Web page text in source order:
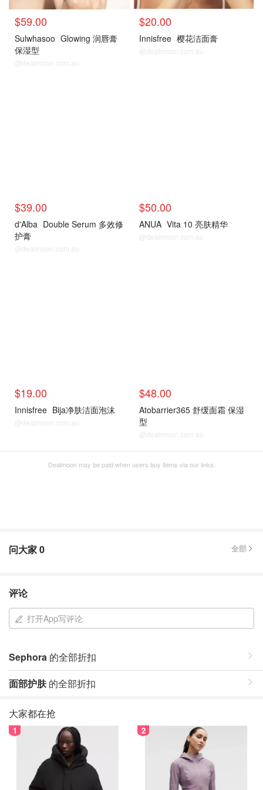
$59.00
Sulwhasoo Glowing 润唇膏
保湿型
@dealmoon.com.au
$20.00
Innisfree 樱花洁面膏
@dealmoon.com.au
$39.00
d'Alba Double Serum 多效修
护膏
@dealmoon.com.au
$50.00
ANUA Vita 10 亮肤精华
@dealmoon.com.au
$19.00
Innisfree Bija净肤洁面泡沫
@dealmoon.com.au
$48.00
Atobarrier365 舒缓面霜 保湿
型
@dealmoon.com.au
Dealmoon may be paid when users buy items via our links.
问大家0 全部
评论
打开App写评论
Sephora 的全部折扣
面部护肤的全部折扣
大家都在抢
1 2